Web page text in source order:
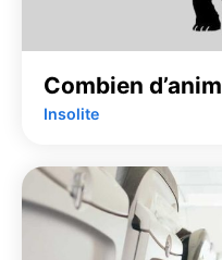
Combien
Insolite